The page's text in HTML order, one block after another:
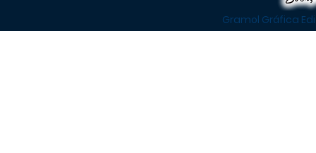
Gramol Gráfica